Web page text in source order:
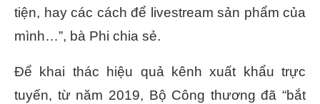
tiện, hay các cách để livestream sản phẩm của
mình…”, bà Phi chia sẻ.
Để khai thác hiệu quả kênh xuất khẩu trực
tuyến, từ năm 2019, Bộ Công thương đã “bắt